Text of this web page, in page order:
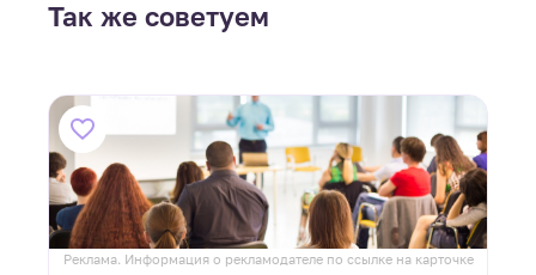
Так же советуем
Реклама. Информация о рекламодателе по ссылке на карточке